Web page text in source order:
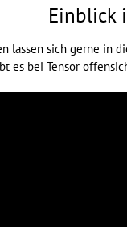
Einblick
lassen sich gerne in
es bei Tensor